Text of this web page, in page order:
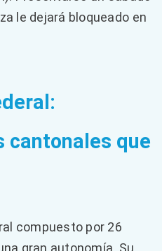
le dejará bloqueado en
cantonales que
compuesto por 26
gran autonomía. Su